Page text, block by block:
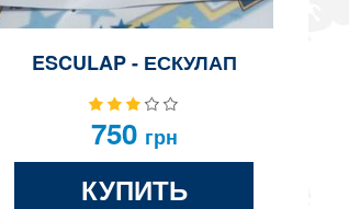
ESCULAP - ЕСКУЛАП
750 грн
КУПИТЬ